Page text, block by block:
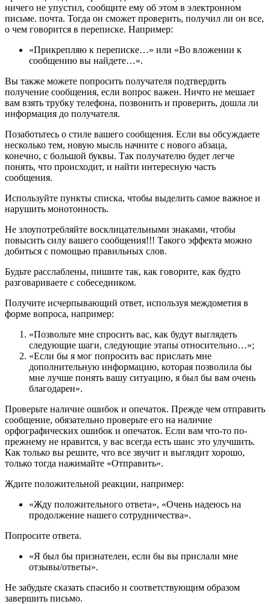
ничего не упустил, сообщите ему об этом в электронном
письме. почта. Тогда он сможет проверить, получил ли он все,
о чем говорится в переписке. Например:
«Прикрепляю к переписке…» или «Во вложении к
сообщению вы найдете…».
Вы также можете попросить получателя подтвердить
получение сообщения, если вопрос важен. Ничто не мешает
вам взять трубку телефона, позвонить и проверить, дошла ли
информация до получателя.
Позаботьтесь о стиле вашего сообщения. Если вы обсуждаете
несколько тем, новую мысль начните с нового абзаца,
конечно, с большой буквы. Так получателю будет легче
понять, что происходит, и найти интересную часть
сообщения.
Используйте пункты списка, чтобы выделить самое важное и
нарушить монотонность.
Не злоупотребляйте восклицательными знаками, чтобы
повысить силу вашего сообщения!!! Такого эффекта можно
добиться с помощью правильных слов.
Будьте расслаблены, пишите так, как говорите, как будто
разговариваете с собеседником.
Получите исчерпывающий ответ, используя междометия в
форме вопроса, например:
«Позвольте мне спросить вас, как будут выглядеть
следующие шаги, следующие этапы относительно…»;
«Если бы я мог попросить вас прислать мне
дополнительную информацию, которая позволила бы
мне лучше понять вашу ситуацию, я был бы вам очень
благодарен».
Проверьте наличие ошибок и опечаток. Прежде чем отправить
сообщение, обязательно проверьте его на наличие
орфографических ошибок и опечаток. Если вам что-то по-
прежнему не нравится, у вас всегда есть шанс это улучшить.
Как только вы решите, что все звучит и выглядит хорошо,
только тогда нажимайте «Отправить».
Ждите положительной реакции, например:
«Жду положительного ответа», «Очень надеюсь на
продолжение нашего сотрудничества».
Попросите ответа.
«Я был бы признателен, если бы вы прислали мне
отзывы/ответы».
Не забудьте сказать спасибо и соответствующим образом
завершить письмо.